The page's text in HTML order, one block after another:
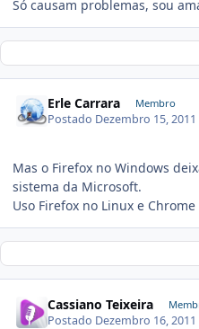
Só causam problemas, sou
Erle Carrara Membro
Postado Dezembro 15,
Mas o Firefox no Windows
sistema da Microsoft.
Uso Firefox no Linux e
Cassiano Teixeira
Postado Dezembro 16,